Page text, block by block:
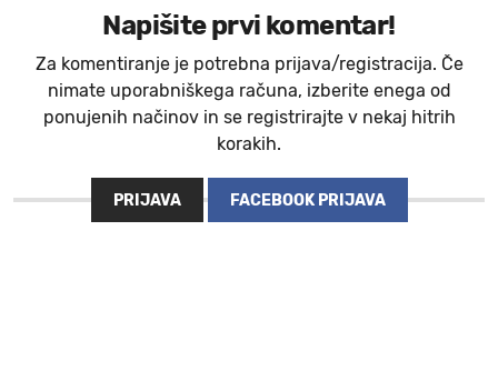
Napišite prvi komentar!
Za komentiranje je potrebna prijava/registracija. Če
nimate uporabniškega računa, izberite enega od
ponujenih načinov in se registrirajte v nekaj hitrih
korakih.
PRIJAVA FACEBOOK PRIJAVA